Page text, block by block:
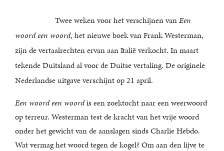
Twee weken voor het verschijnen vanEen
woord een woord, het nieuwe boek van Frank Westerman,
zijn de vertaalrechten ervan aan Italië verkocht. In maart
tekende Duitsland al voor de Duitse vertaling. De originele
Nederlandse uitgave verschijnt op 21 april.
Een woord een woordis een zoektocht naar een weerwoord
op terreur. Westerman test de kracht van het vrije woord
onder het gewicht van de aanslagen sinds Charlie Hebdo.
Wat vermag het woord tegen de kogel? Om aan den lijve te